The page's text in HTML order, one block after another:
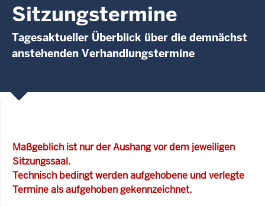
Sitzungstermine
Tagesaktueller Überblick über die demnächst
anstehenden Verhandlungstermine
Maßgeblich ist nur der Aushang vor dem jeweiligen
Sitzungssaal.
Technisch bedingt werden aufgehobene und verlegte
Termine als aufgehoben gekennzeichnet.